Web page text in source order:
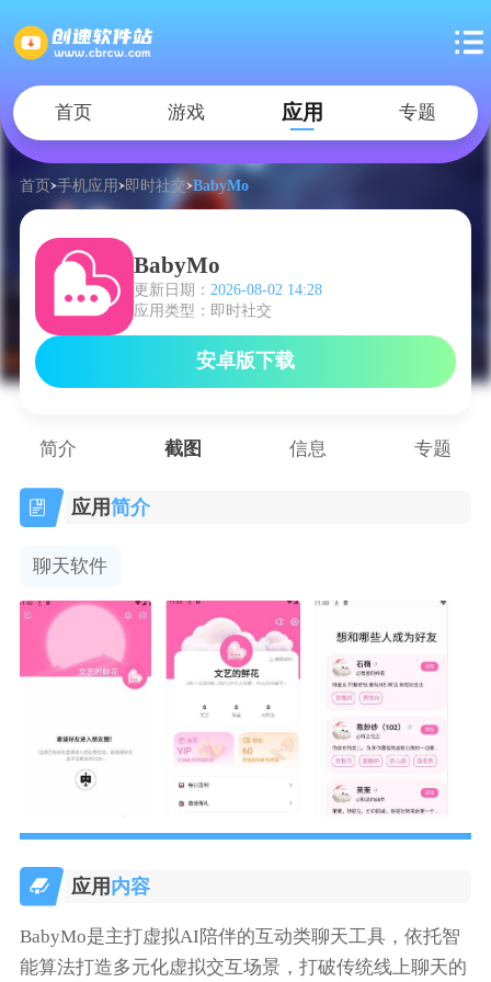
首页 游戏 应用 专题
首页 手机应用 即时社交 BabyMo
BabyMo
更新日期： 2026-08-02 14:28
应用类型：即时社交
安卓版下载
简介 截图 信息 专题
应用简介
聊天软件
应用 内容
BabyMo是主打虚拟AI陪伴的互动类聊天工具，依托智
能算法打造多元化虚拟交互场景，打破传统线上聊天的